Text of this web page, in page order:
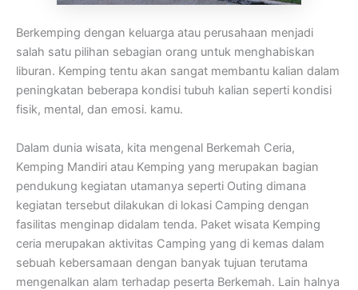
Berkemping dengan keluarga atau perusahaan menjadi
salah satu pilihan sebagian orang untuk menghabiskan
liburan. Kemping tentu akan sangat membantu kalian dalam
peningkatan beberapa kondisi tubuh kalian seperti kondisi
fisik, mental, dan emosi. kamu.
Dalam dunia wisata, kita mengenal Berkemah Ceria,
Kemping Mandiri atau Kemping yang merupakan bagian
pendukung kegiatan utamanya seperti Outing dimana
kegiatan tersebut dilakukan di lokasi Camping dengan
fasilitas menginap didalam tenda. Paket wisata Kemping
ceria merupakan aktivitas Camping yang di kemas dalam
sebuah kebersamaan dengan banyak tujuan terutama
mengenalkan alam terhadap peserta Berkemah. Lain halnya